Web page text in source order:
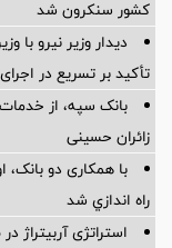
کشور سنکرون شد
دیدار وزیر نیرو
تأکید بر تسریع در
بانک سپه، از
زائران حسینی
با همکاری دو
راه اندازي شد
استراتژی آربیتراژ